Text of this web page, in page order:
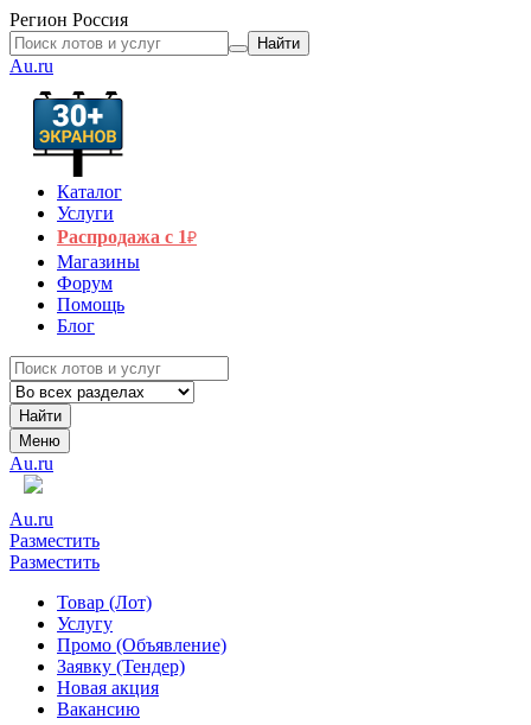
Регион Россия
Найти
Au.ru
Каталог
Услуги
Распродажа с 1₽
Магазины
Форум
Помощь
Блог
Найти
Меню
Au.ru
Au.ru
Разместить
Разместить
Товар (Лот)
Услугу
Промо (Объявление)
Заявку (Тендер)
Новая акция
Вакансию